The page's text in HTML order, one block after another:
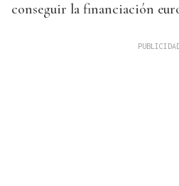
conseguir la financiación